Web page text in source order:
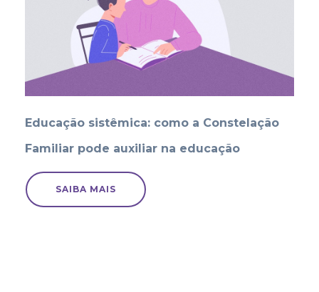
Educação sistêmica: como a Constelação
Familiar pode auxiliar na educação
SAIBA MAIS